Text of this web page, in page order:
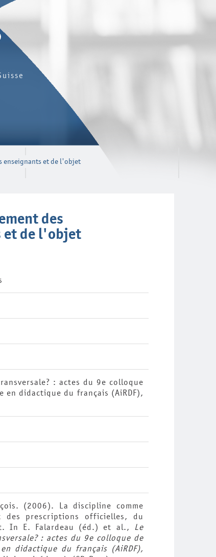
enseignants et de l'objet
des
et de l'objet
: actes du 9e colloque
didactique du français (AiRDF),
(2006). La discipline comme
des prescriptions officielles, du
In E. Falardeau (éd.) et al.,
Le
: actes du 9e colloque de
didactique du français (AiRDF),